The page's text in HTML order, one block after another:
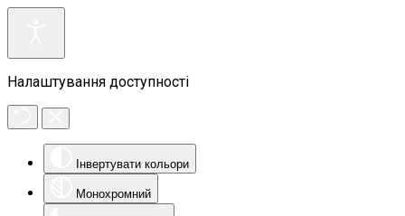
Налаштування доступності
Інвертувати кольори
Монохромний